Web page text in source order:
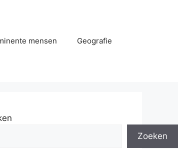
mensen Geografie
Zoeken